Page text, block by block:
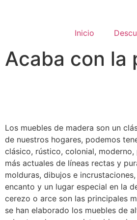
Inicio
Acaba con la
Los muebles de madera son un
de nuestros hogares, podemos
clásico, rústico, colonial,
más actuales de líneas rectas y
molduras, dibujos e
encanto y un lugar especial en la
cerezo o arce son las principales
se han elaborado los muebles de